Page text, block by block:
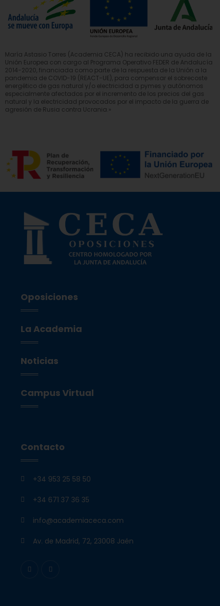
María Astasio Torres (Academia CECA) ha recibido una ayuda de la
Unión Europea con cargo al Programa Operativo FEDER de Andalucía
2014-2020, financiada como parte de la respuesta de la Unión a la
pandemia de COVID-19 (REACT-UE), para compensar el sobrecoste
energético de gas natural y/o electricidad a pymes y autónomos
especialmente afectados por el incremento de los precios del gas
natural y la electricidad provocados por el impacto de la guerra de
agresión de Rusia contra Ucrania.»
Oposiciones
La Academia
Noticias
Campus Virtual
Contacto
+34 953 25 58 50
+34 671 37 36 35
info@academiaceca.com
Av. de Madrid, 72, 23008 Jaén